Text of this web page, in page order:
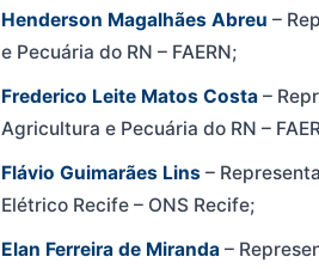
Henderson Magalhães Abreu –
e Pecuária do RN – FAERN;
Frederico Leite Matos Costa –
Agricultura e Pecuária do RN –
Flávio Guimarães Lins –
Elétrico Recife – ONS Recife;
Elan Ferreira de Miranda –